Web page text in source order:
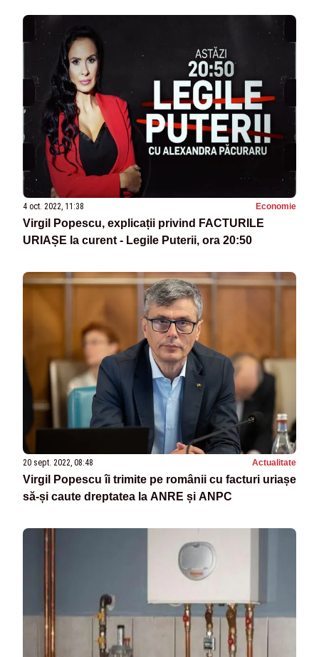
4 oct. 2022, 11:38 Economie
Virgil Popescu, explicații privind FACTURILE
URIAȘE la curent - Legile Puterii, ora 20:50
20 sept. 2022, 08:48 Actualitate
Virgil Popescu îi trimite pe românii cu facturi uriașe
să-și caute dreptatea la ANRE și ANPC